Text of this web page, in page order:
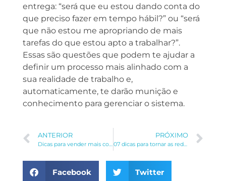
entrega: “será que eu estou dando conta do
que preciso fazer em tempo hábil?” ou “será
que não estou me apropriando de mais
tarefas do que estou apto a trabalhar?”.
Essas são questões que podem te ajudar a
definir um processo mais alinhado com a
sua realidade de trabalho e,
automaticamente, te darão munição e
conhecimento para gerenciar o sistema.
ANTERIOR
Dicas para vender mais com Marketing Digital
PRÓXIMO
07 dicas para tornar as redes sociais da sua empresa mais atrativas
Facebook Twitter